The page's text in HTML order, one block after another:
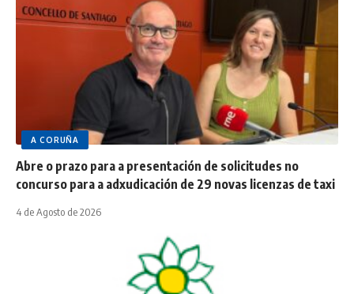
A CORUÑA
Abre o prazo para a presentación de solicitudes no
concurso para a adxudicación de 29 novas licenzas de taxi
4 de Agosto de 2026